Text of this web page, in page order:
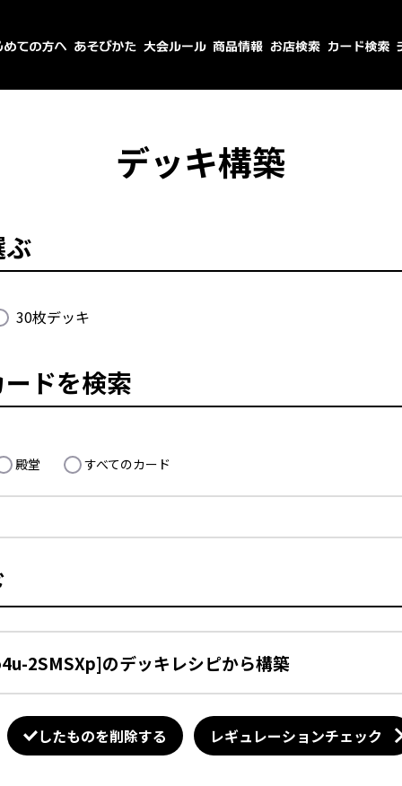
デッキ構築
30枚デッキ
ドを検索
殿堂 すべてのカード
2SMSXp]のデッキレシピから構築
したものを削除する レギュレーションチェック